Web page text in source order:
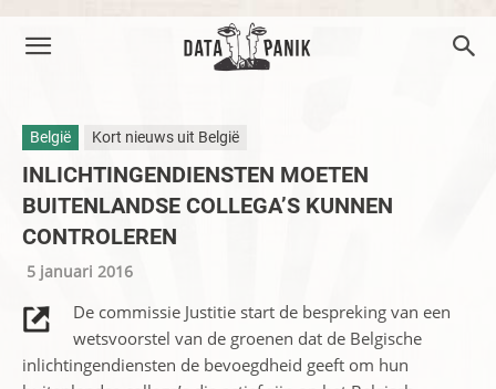
België Kort nieuws uit België
INLICHTINGENDIENSTEN MOETEN
BUITENLANDSE COLLEGA’S KUNNEN
CONTROLEREN
5 januari 2016
De commissie Justitie start de bespreking van een
wetsvoorstel van de groenen dat de Belgische
inlichtingendiensten de bevoegdheid geeft om hun